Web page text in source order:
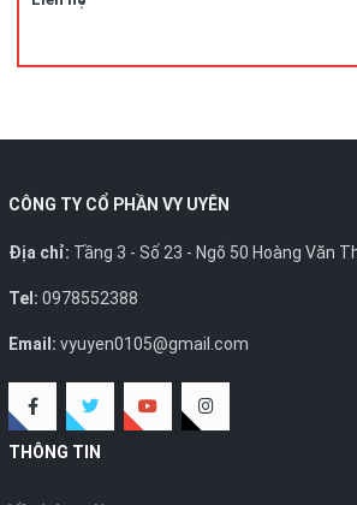
CÔNG TY CỔ PHẦN VY UYÊN
Địa chỉ: Tầng 3 - Số 23 - Ngõ 50 Hoàng Văn
Tel: 0978552388
Email: vyuyen0105@gmail.com
THÔNG TIN